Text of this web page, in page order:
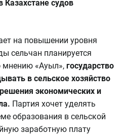
Казахстане судов
на повышении уровня
сельчан планируется
мнению «Ауыл», государство
в сельское хозяйство
экономических и
Партия хочет уделять
образования в сельской
заработную плату